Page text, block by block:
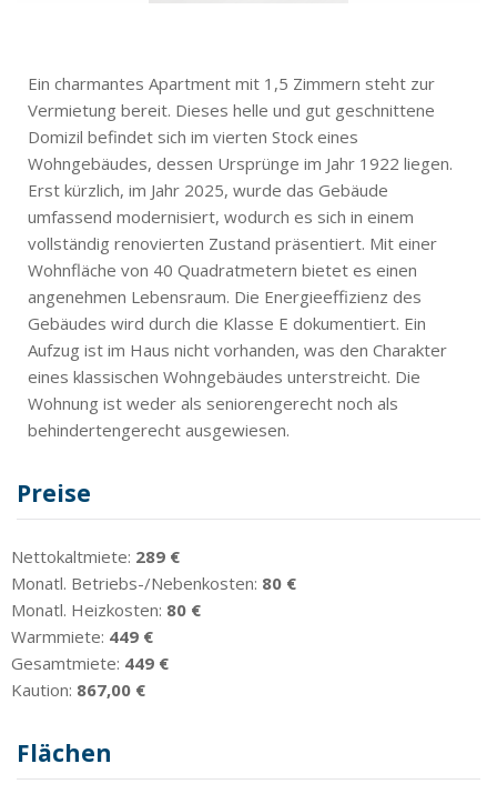
Ein charmantes Apartment mit 1,5 Zimmern steht zur
Vermietung bereit. Dieses helle und gut geschnittene
Domizil befindet sich im vierten Stock eines
Wohngebäudes, dessen Ursprünge im Jahr 1922 liegen.
Erst kürzlich, im Jahr 2025, wurde das Gebäude
umfassend modernisiert, wodurch es sich in einem
vollständig renovierten Zustand präsentiert. Mit einer
Wohnfläche von 40 Quadratmetern bietet es einen
angenehmen Lebensraum. Die Energieeffizienz des
Gebäudes wird durch die Klasse E dokumentiert. Ein
Aufzug ist im Haus nicht vorhanden, was den Charakter
eines klassischen Wohngebäudes unterstreicht. Die
Wohnung ist weder als seniorengerecht noch als
behindertengerecht ausgewiesen.
Preise
Nettokaltmiete: 289 €
Monatl. Betriebs-/Nebenkosten: 80 €
Monatl. Heizkosten: 80 €
Warmmiete: 449 €
Gesamtmiete: 449 €
Kaution: 867,00 €
Flächen